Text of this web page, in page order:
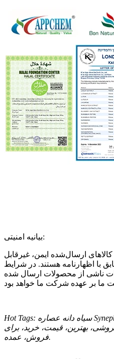
بیانیه امنیتی:
ارسال‌شده ایمن، غیرقابل
با اظهارنامه هستند. در شرایط
ناشی از محصولات ارسال شده
Hot Tags: سیاه دانه عصاره Synephrine تولید کنندگان، تامین
بهترین، قیمت، خرید، برای
فروش، عمده.